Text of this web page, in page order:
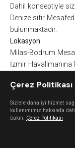
Dahil konseptiyle
Denize sıfır
bulunmaktadır.
Lokasyon
Milas-Bodrum
İzmir
Kuşadası Şehir
Davutlar Şehir
Efes Antik Kent'e
Konaklama
Otel Standart: 256
Çerez Politikası
Sizlere daha iyi hizmet
kullanımımız hakkında
bakın. Çerez Politikası